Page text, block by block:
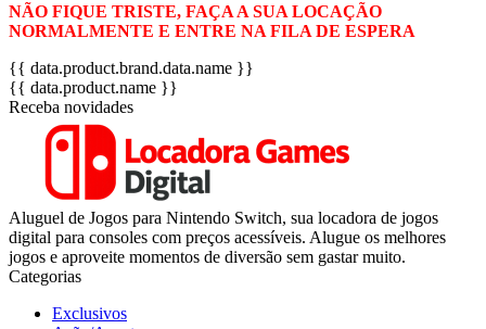
NÃO FIQUE TRISTE, FAÇA A SUA LOCAÇÃO
NORMALMENTE E ENTRE NA FILA DE ESPERA
{{ data.product.brand.data.name }}
{{ data.product.name }}
Receba novidades
Aluguel de Jogos para Nintendo Switch, sua locadora de jogos
digital para consoles com preços acessíveis. Alugue os melhores
jogos e aproveite momentos de diversão sem gastar muito.
Categorias
Exclusivos